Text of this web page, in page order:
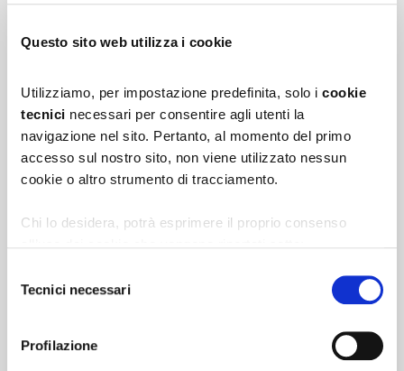
Questo sito web utilizza i cookie
Utilizziamo, per impostazione predefinita, solo i cookie
tecnici necessari per consentire agli utenti la
navigazione nel sito. Pertanto, al momento del primo
accesso sul nostro sito, non viene utilizzato nessun
cookie o altro strumento di tracciamento.
Chi lo desidera, potrà esprimere il proprio consenso
statistica delle scelte effettuate e per migliorare
per la creazione di profili in
base alle preferenze manifestate nell'ambito della
delTecnici necessari
Profilazione